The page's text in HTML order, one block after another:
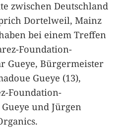
zwischen Deutschland
Dortelweil, Mainz
bei einem Treffen
Foundation-
Gueye, Bürgermeister
Gueye (13),
Foundation-
und Jürgen